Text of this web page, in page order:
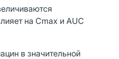
на Сmах и AUC
в значительной